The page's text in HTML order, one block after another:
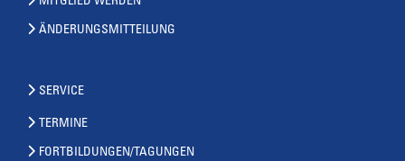
ÄNDERUNGSMITTEILUNG
SERVICE
TERMINE
FORTBILDUNGEN/TAGUNGEN